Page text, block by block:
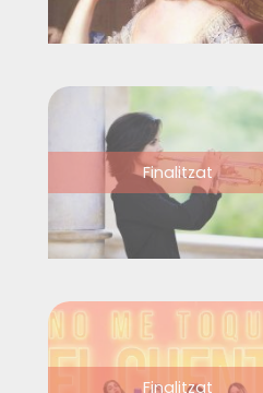
Finalitzat
Finalitzat